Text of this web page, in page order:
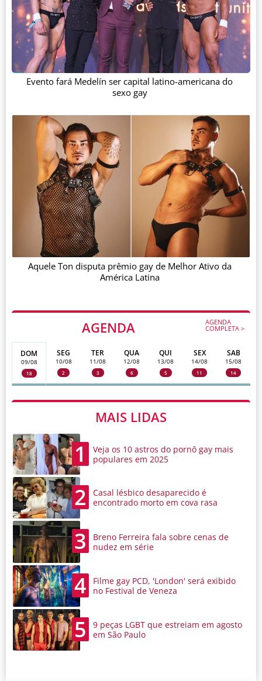
AGENDA AGENDA
COMPLETA >
DOM
09/08
18
SEG
10/08
2
TER
11/08
3
QUA
12/08
6
QUI
13/08
5
SEX
14/08
11
SAB
15/08
14
MAIS LIDAS
1
Veja os 10 astros do pornô gay mais
populares em 2025
2
Casal lésbico desaparecido é
encontrado morto em cova rasa
3
Breno Ferreira fala sobre cenas de
nudez em série
4
Filme gay PCD, 'London' será exibido
no Festival de Veneza
5
9 peças LGBT que estreiam em agosto
em São Paulo
Evento fará Medelín ser capital latino-americana do
sexo gay
Aquele Ton disputa prêmio gay de Melhor Ativo da
América Latina